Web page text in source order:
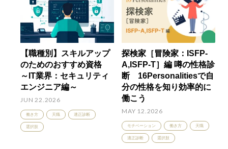
【職種別】スキルアップ
のためのおすすめ資格
～IT業界：セキュリティ
エンジニア編～
JUN 22.2026
働き方 天職 適正診断
選択肢
探検家［冒険家：ISFP-
A,ISFP-T］編 噂の性格診
断 16Personalitiesで自
分の性格を知り効率的に
働こう
MAY 12.2026
モチベーション 働き方 天職
適正診断 選択肢